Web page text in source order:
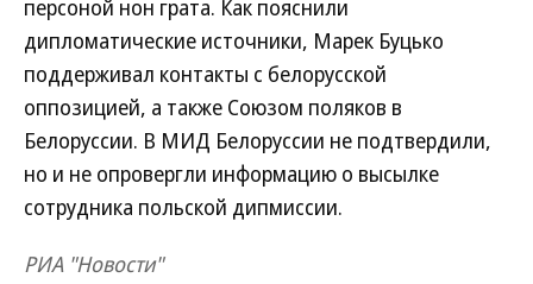
персоной нон грата. Как пояснили
дипломатические источники, Марек Буцько
поддерживал контакты с белорусской
оппозицией, а также Союзом поляков в
Белоруссии. В МИД Белоруссии не подтвердили,
но и не опровергли информацию о высылке
сотрудника польской дипмиссии.
РИА "Новости"